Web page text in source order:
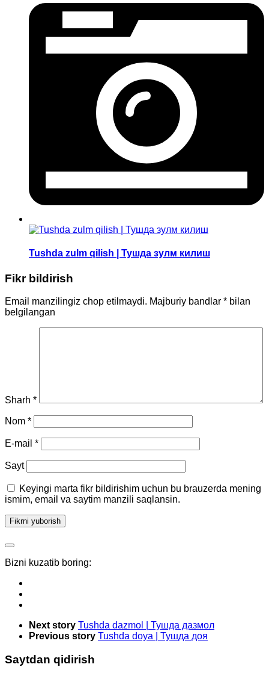
Tushda zulm qilish | Тушда зулм килиш
Fikr bildirish
Email manzilingiz chop etilmaydi. Majburiy bandlar * bilan
belgilangan
Sharh *
Nom *
E-mail *
Sayt
Keyingi marta fikr bildirishim uchun bu brauzerda mening
ismim, email va saytim manzili saqlansin.
Bizni kuzatib boring:
Next story Tushda dazmol | Тушда дазмол
Previous story Tushda doya | Тушда доя
Saytdan qidirish